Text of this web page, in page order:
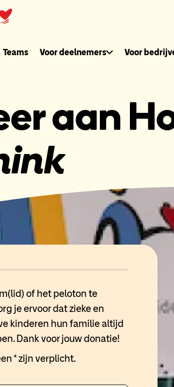
Teams Voor deelnemers Voor
aan
of het peloton te
je ervoor dat zieke en
kinderen hun familie altijd
Dank voor jouw donatie!
* zijn verplicht.